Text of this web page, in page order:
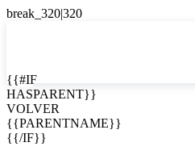

EN
ES
{{#IF
HASPARENT}}
VOLVER
{{PARENTNAME}}
{{/IF}}
lujo en
Rica